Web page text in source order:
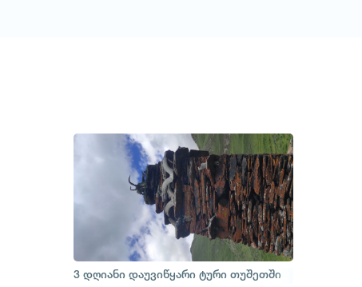
3 დღიანი დაუვიწყარი ტური თუშეთში